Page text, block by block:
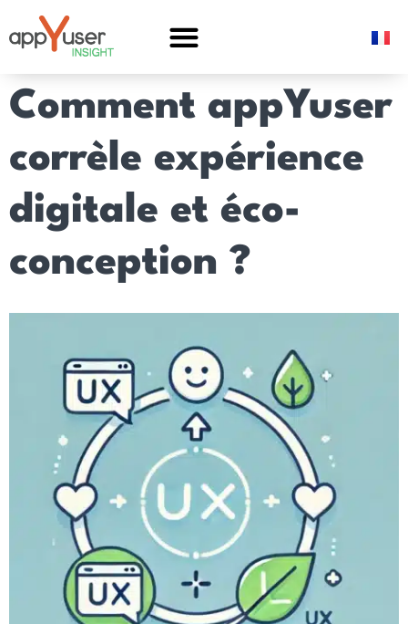
Comment appYuser
corrèle expérience
digitale et éco-
conception ?